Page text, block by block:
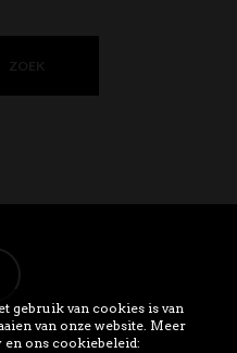
gebruik van cookies is van
van onze website. Meer
ons cookiebeleid: